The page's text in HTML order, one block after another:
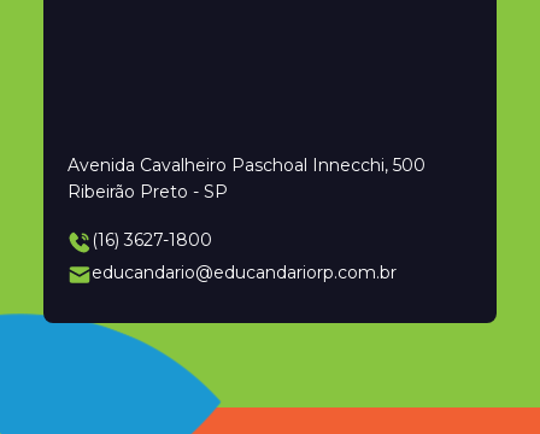
Avenida Cavalheiro Paschoal Innecchi, 500
Ribeirão Preto - SP
(16) 3627-1800
educandario@educandariorp.com.br